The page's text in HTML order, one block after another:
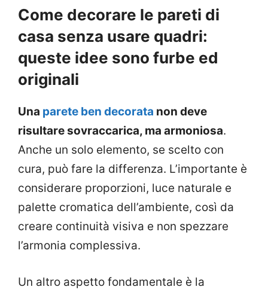
Come decorare le pareti di
casa senza usare quadri:
queste idee sono furbe ed
originali
Una parete ben decorata non deve
risultare sovraccarica, ma armoniosa.
Anche un solo elemento, se scelto con
cura, può fare la differenza. L’importante è
considerare proporzioni, luce naturale e
palette cromatica dell’ambiente, così da
creare continuità visiva e non spezzare
l’armonia complessiva.
Un altro aspetto fondamentale è la